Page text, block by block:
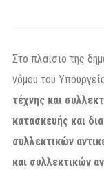
Στο πλαίσιο της
νόμου του
τέχνης και
κατασκευής και
συλλεκτικών
και συλλεκτικών